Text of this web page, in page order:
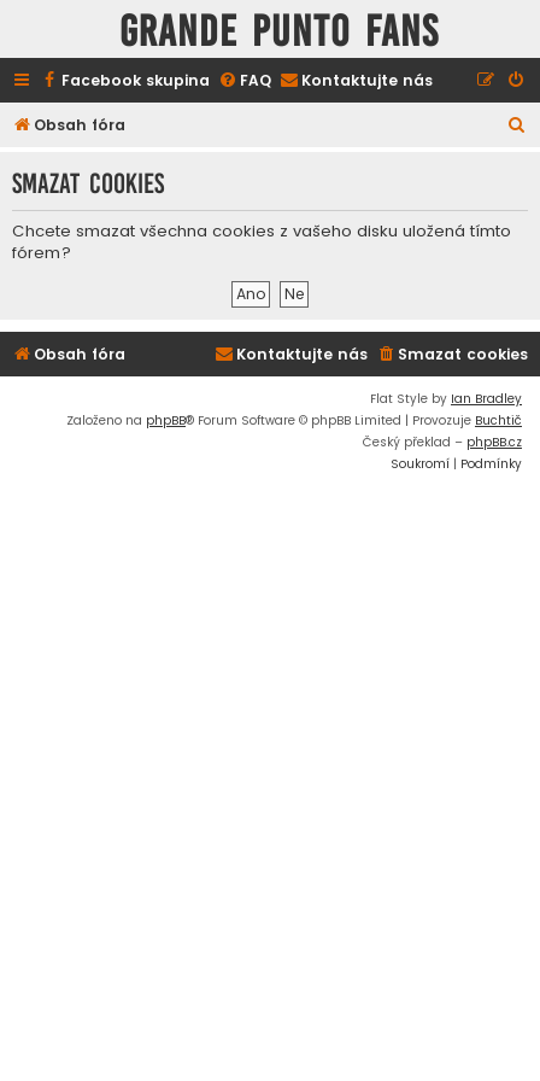
GRANDE PUNTO FANS
Facebook skupina FAQ Kontaktujte nás
Obsah fóra
d
Smazat cookies
Chcete smazat všechna cookies z vašeho disku uložená tímto
fórem?
Obsah fóra Smazat cookies
Kontaktujte nás
Flat Style by Ian Bradley
Založeno na phpBB® Forum Software © phpBB Limited | Provozuje Buchtič
Český překlad – phpBB.cz
Soukromí | Podmínky